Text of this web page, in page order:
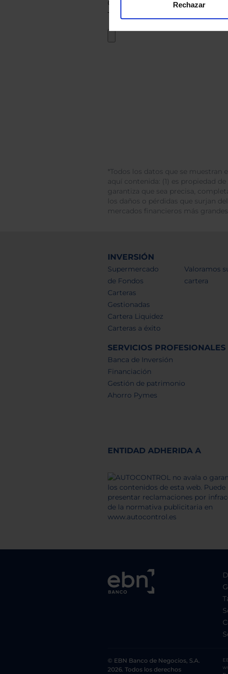
Rechazar
*Todos los datos que se
aquí contenida: (1) es propiedad
garantiza que sea precisa,
los daños o pérdidas que surjan
mercados financieros más
INVERSIÓN
Supermercado
de Fondos
Carteras
Gestionadas
Cartera Liquidez
Carteras a éxito
Valoramos
cartera
SERVICIOS PROFESIONALES
Banca de Inversión
Financiación
Gestión de patrimonio
Ahorro Pymes
ENTIDAD ADHERIDA A
© EBN Banco de Negocios, S.A.
2026. Todos los derechos